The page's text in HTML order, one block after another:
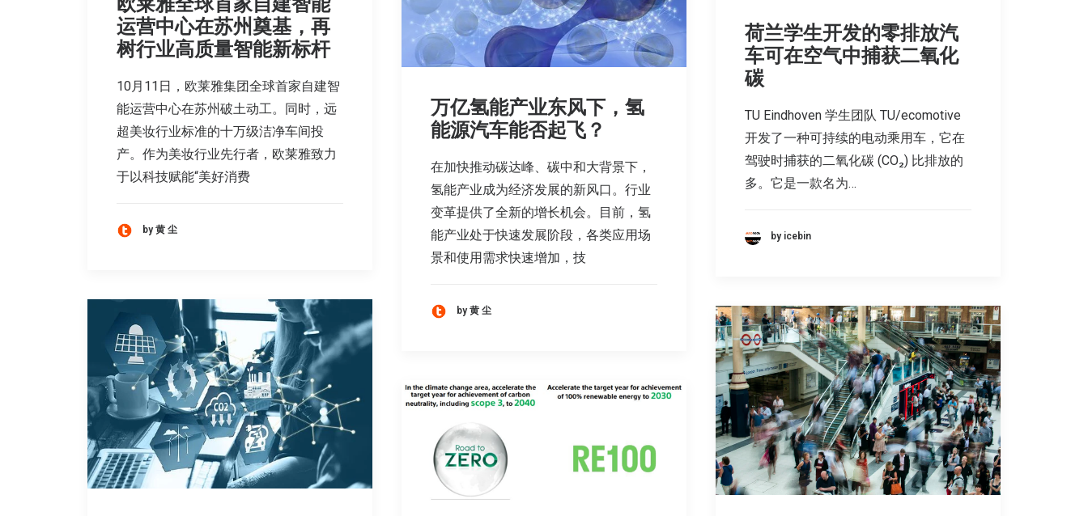
运营中心在苏州奠基，再
树行业高质量智能新标杆
10月11日，欧莱雅集团全球首家自建智
能运营中心在苏州破土动工。同时，远
超美妆行业标准的十万级洁净车间投
产。作为美妆行业先行者，欧莱雅致力
于以科技赋能“美好消费
by 黄 尘
荷兰学生开发的零排放汽
车可在空气中捕获二氧化
碳
TU Eindhoven 学生团队 TU/ecomotive
开发了一种可持续的电动乘用车，它在
驾驶时捕获的二氧化碳 (CO₂) 比排放的
多。它是一款名为…
by icebin
万亿氢能产业东风下，氢
能源汽车能否起飞？
在加快推动碳达峰、碳中和大背景下，
氢能产业成为经济发展的新风口。行业
变革提供了全新的增长机会。目前，氢
能产业处于快速发展阶段，各类应用场
景和使用需求快速增加，技
by 黄 尘